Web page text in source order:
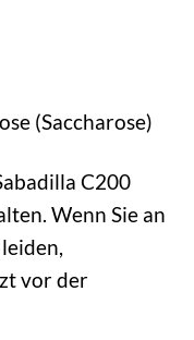
(Saccharose)
C200
Wenn Sie an
vor der